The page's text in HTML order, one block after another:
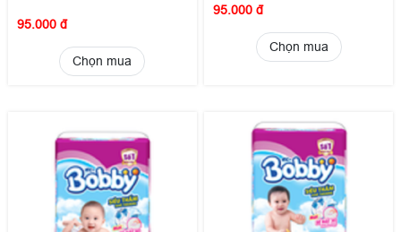
95.000 đ
Chọn mua
95.000 đ
Chọn mua